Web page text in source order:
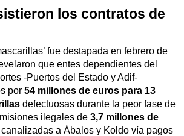
los contratos de
fue destapada en febrero de
que entes dependientes del
-Puertos del Estado y Adif-
por 54 millones de euros para 13
defectuosas durante la peor fase de
ilegales de 3,7 millones de
a Ábalos y Koldo vía pagos